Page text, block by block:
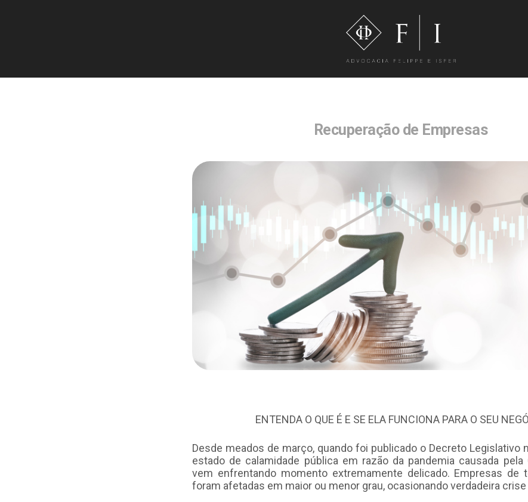
Recuperação de Empresas
ENTENDA O QUE É E SE ELA FUNCIONA PARA O SEU
Desde meados de março, quando foi publicado o Decreto Legislativo
estado de calamidade pública em razão da pandemia causada pela
vem enfrentando momento extremamente delicado. Empresas de
foram afetadas em maior ou menor grau, ocasionando verdadeira